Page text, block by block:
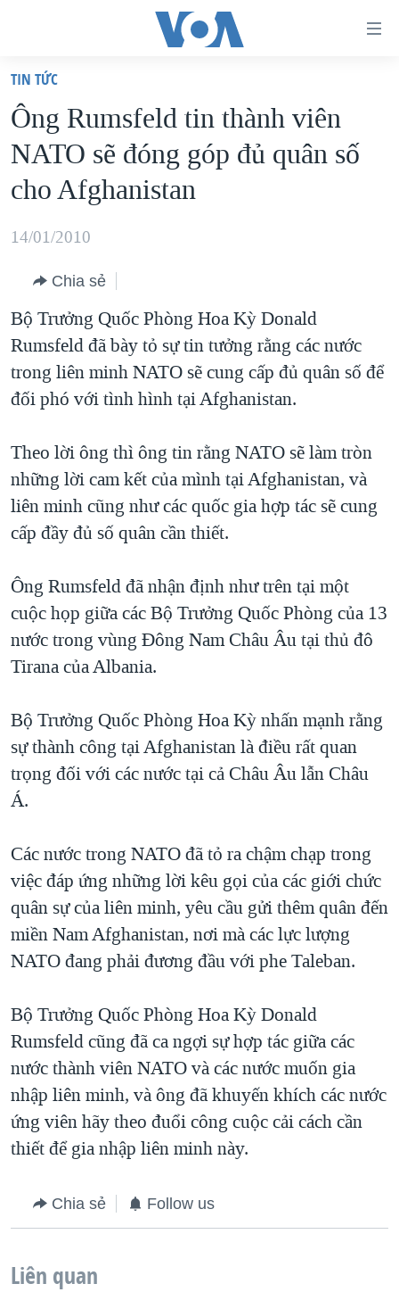
truy
cập
Tới
nội
chính
hướng
chính
Đi
tới
TRANG CHỦ
VIỆT NAM
HOA KỲ
BIỂN ĐÔNG
THẾ GIỚI
DIỄN ĐÀN
MỤC
TỰ DO BÁO CHÍ
VẠCH TRẦN TIN GIẢ
ĐỜI SỐNG
KINH TẾ
KHOA HỌC
SỨC KHOẺ
VĂN HOÁ
THỂ THAO
GIÁO DỤC
CHUYÊN ĐỀ
CHIẾN TRANH THƯƠNG MẠI CỦA MỸ: QUÁ KHỨ VÀ HIỆN
TẠI
MỘT NĂM CHIẾN TRANH TẠI DẢI GAZA
GIẢI MÃ VÀNH ĐAI & CON ĐƯỜNG
NGÀY TỊ NẠN THẾ GIỚI
GROUND ZERO – XƯA VÀ NAY
CÁC GIÁ TRỊ CỘNG HÒA Ở VIỆT NAM
TRỊNH VĨNH BÌNH VS. CHÍNH PHỦ VIỆT NAM
NGƯ DÂN VIỆT VÀ LÀN SÓNG TRỘM HẢI SÂM
HỌC TIẾNG ANH
NGHE
MẠNG XÃ HỘI
Ngôn ngữ khác
TIN TỨC
Ông Rumsfeld tin thành viên
NATO sẽ đóng góp đủ quân số
cho Afghanistan
14/01/2010
Chia sẻ
Bộ Trưởng Quốc Phòng Hoa Kỳ Donald
Rumsfeld đã bày tỏ sự tin tưởng rằng các nước
trong liên minh NATO sẽ cung cấp đủ quân số để
đối phó với tình hình tại Afghanistan.
Theo lời ông thì ông tin rằng NATO sẽ làm tròn
những lời cam kết của mình tại Afghanistan, và
liên minh cũng như các quốc gia hợp tác sẽ cung
cấp đầy đủ số quân cần thiết.
Ông Rumsfeld đã nhận định như trên tại một
cuộc họp giữa các Bộ Trưởng Quốc Phòng của 13
nước trong vùng Đông Nam Châu Âu tại thủ đô
Tirana của Albania.
Bộ Trưởng Quốc Phòng Hoa Kỳ nhấn mạnh rằng
sự thành công tại Afghanistan là điều rất quan
trọng đối với các nước tại cả Châu Âu lẫn Châu
Á.
Các nước trong NATO đã tỏ ra chậm chạp trong
việc đáp ứng những lời kêu gọi của các giới chức
quân sự của liên minh, yêu cầu gửi thêm quân đến
miền Nam Afghanistan, nơi mà các lực lượng
NATO đang phải đương đầu với phe Taleban.
Bộ Trưởng Quốc Phòng Hoa Kỳ Donald
Rumsfeld cũng đã ca ngợi sự hợp tác giữa các
nước thành viên NATO và các nước muốn gia
nhập liên minh, và ông đã khuyến khích các nước
ứng viên hãy theo đuổi công cuộc cải cách cần
thiết để gia nhập liên minh này.
Chia sẻ Follow us
Liên quan